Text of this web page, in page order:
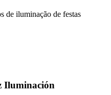
de iluminação de festas
Iluminación